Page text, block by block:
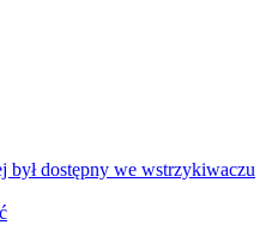
był dostępny we wstrzykiwaczu